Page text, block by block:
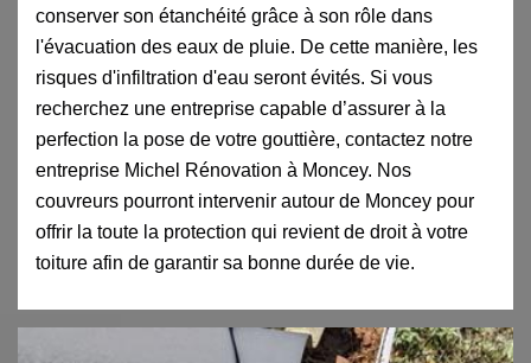
conserver son étanchéité grâce à son rôle dans
l'évacuation des eaux de pluie. De cette manière, les
risques d'infiltration d'eau seront évités. Si vous
recherchez une entreprise capable d’assurer à la
perfection la pose de votre gouttière, contactez notre
entreprise Michel Rénovation à Moncey. Nos
couvreurs pourront intervenir autour de Moncey pour
offrir la toute la protection qui revient de droit à votre
toiture afin de garantir sa bonne durée de vie.